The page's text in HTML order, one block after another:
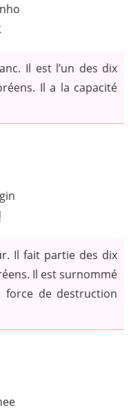
Il est l’un des dix
Il a la capacité
Il fait partie des dix
Il est surnommé
force de destruction